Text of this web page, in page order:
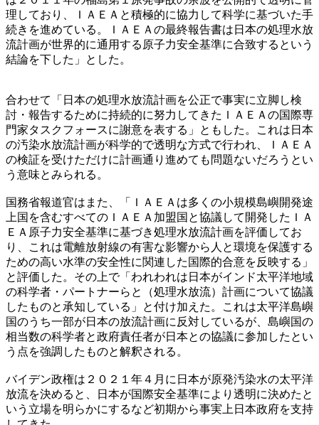
理しており、ＩＡＥＡと積極的に協力して科学に基づいた手
続きを進めている。ＩＡＥＡの最終報告書は日本の処理水放
流計画が世界的に通用する原子力安全基準に合致するという
結論を下した」とした。
合わせて「日本の処理水放流計画を公正で事実に立脚し検
討・報告するために持続的に努力してきたＩＡＥＡの国際専
門家タスクフォースに謝意を表する」ともした。これは日本
の汚染水放流計画が科学的で透明な方式で行われ、ＩＡＥＡ
の検証を受けただけに計画通り進めても問題ないだろうとい
う意味とみられる。
国務省報道官はまた、「ＩＡＥＡは多くの小規模島嶼開発途
上国を含むすべてのＩＡＥＡ加盟国と協議して開発したＩＡ
ＥＡ原子力安全基準に基づき処理水放流計画を評価してお
り、これは電離放射線の有害な影響から人と環境を保護する
ための高い水準の安全性に関連した国際的合意を反映する」
と評価した。その上で「われわれは日本がインド太平洋地域
の科学者・パートナーらと（処理水放流）計画について協議
したものと承知している」と付け加えた。これは太平洋島嶼
国のうち一部が日本の放流計画に反対しているが、島嶼国の
相当数の科学者と政府責任者が日本との協議に参加したとい
う点を強調したものと解釈される。
バイデン政権は２０２１年４月に日本が原発汚染水の太平洋
放流を決めると、日本が国際安全基準により透明に決めたと
いう立場を明らかにするなど初期から事実上日本政府を支持